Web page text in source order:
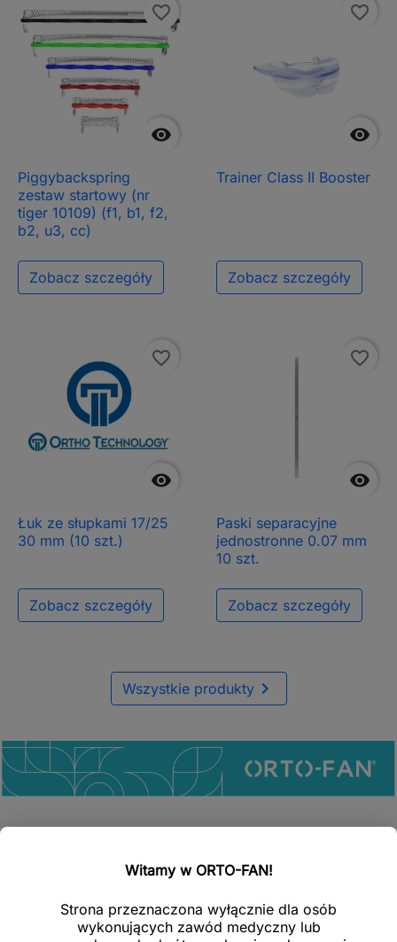

favorite_border
Piggybackspring
zestaw startowy (nr
tiger 10109) (f1, b1, f2,
b2, u3, cc)
Zobacz szczegóły

favorite_border
Trainer Class II Booster
Zobacz szczegóły

favorite_border
Łuk ze słupkami 17/25
30 mm (10 szt.)
Zobacz szczegóły

favorite_border
Paski separacyjne
jednostronne 0.07 mm
10 szt.
Zobacz szczegóły
Wszystkie produkty
favorite_border
Witamy w ORTO-FAN!
Strona przeznaczona wyłącznie dla osób
wykonujących zawód medyczny lub